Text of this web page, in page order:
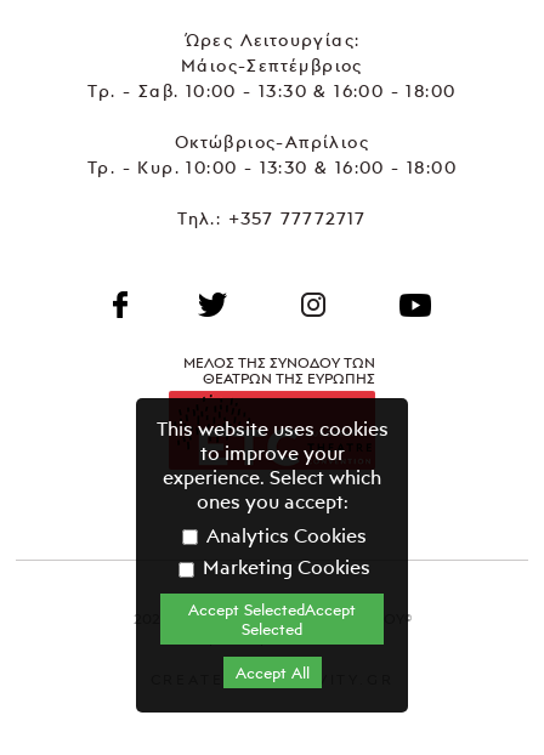
Ώρες Λειτουργίας:
Μάιος-Σεπτέμβριος
Τρ. - Σαβ. 10:00 - 13:30 & 16:00 - 18:00
Οκτώβριος-Απρίλιος
Τρ. - Κυρ. 10:00 - 13:30 & 16:00 - 18:00
Τηλ.: +357 77772717
ΜΕΛΟΣ ΤΗΣ ΣΥΝΟΔΟΥ ΤΩΝ
ΘΕΑΤΡΩΝ ΤΗΣ ΕΥΡΩΠΗΣ
2021 ΘΕΑΤΡΙΚΟΣ ΟΡΓΑΝΙΣΜΟΣ ΚΥΠΡΟΥ©
Όροι & Προϋποθέσεις
CREATED BY GRAVITY.GR
This website uses cookies
to improve your
experience. Select which
ones you accept:
Analytics Cookies
Marketing Cookies
Accept SelectedAccept
Selected
Accept All